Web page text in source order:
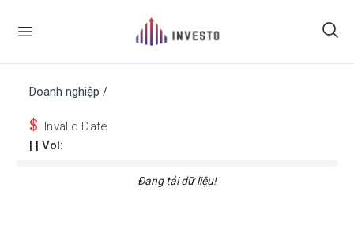
Doanh nghiệp /
$ Invalid Date
| | Vol:
Đang tải dữ liệu!